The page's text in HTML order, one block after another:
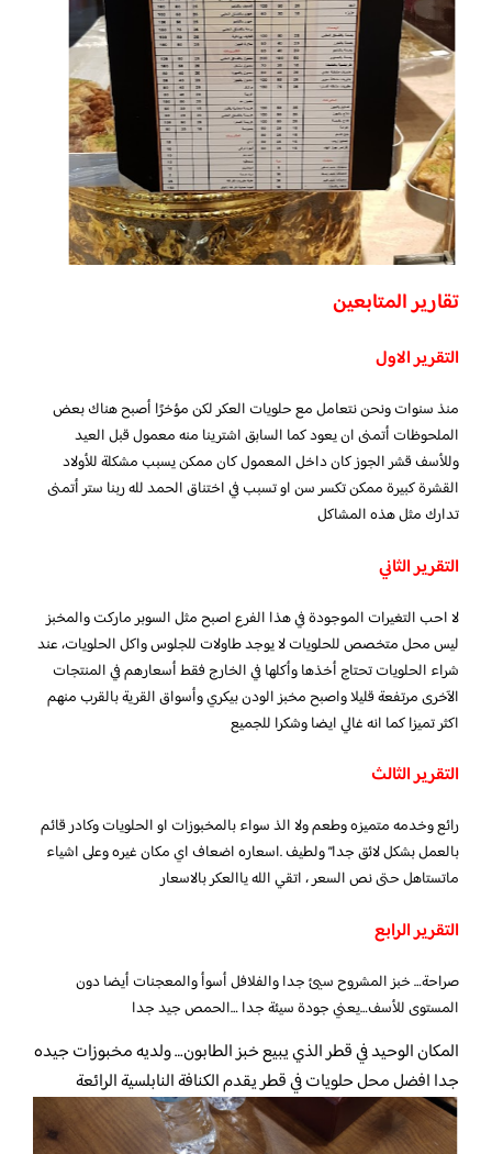
تقارير المتابعين
التقرير الاول
منذ سنوات ونحن نتعامل مع حلويات العكر لكن مؤخرًا أصبح هناك بعض
الملحوظات أتمنى ان يعود كما السابق اشترينا منه معمول قبل العيد
وللأسف قشر الجوز كان داخل المعمول كان ممكن يسبب مشكلة للأولاد
القشرة كبيرة ممكن تكسر سن او تسبب في اختناق الحمد لله ربنا ستر أتمنى
تدارك مثل هذه المشاكل
التقرير الثاني
لا احب التغيرات الموجودة في هذا الفرع اصبح مثل السوبر ماركت والمخبز
ليس محل متخصص للحلويات لا يوجد طاولات للجلوس واكل الحلويات، عند
شراء الحلويات تحتاج أخذها وأكلها في الخارج فقط أسعارهم في المنتجات
الآخرى مرتفعة قليلا واصبح مخبز الودن بيكري وأسواق القرية بالقرب منهم
اكثر تميزا كما انه غالي ايضا وشكرا للجميع
التقرير الثالث
رائع وخدمه متميزه وطعم ولا الذ سواء بالمخبوزات او الحلويات وكادر قائم
بالعمل بشكل لائق جدا” ولطيف .اسعاره اضعاف اي مكان غيره وعلى اشياء
ماتستاهل حتى نص السعر ، اتقي الله ياالعكر بالاسعار
التقرير الرابع
صراحة… خبز المشروح سيئ جدا والفلافل أسوأ والمعجنات أيضا دون
المستوى للأسف…يعني جودة سيئة جدا …الحمص جيد جدا
المكان الوحيد في قطر الذي يبيع خبز الطابون… ولديه مخبوزات جيده
جدا افضل محل حلويات في قطر يقدم الكنافة النابلسية الرائعة